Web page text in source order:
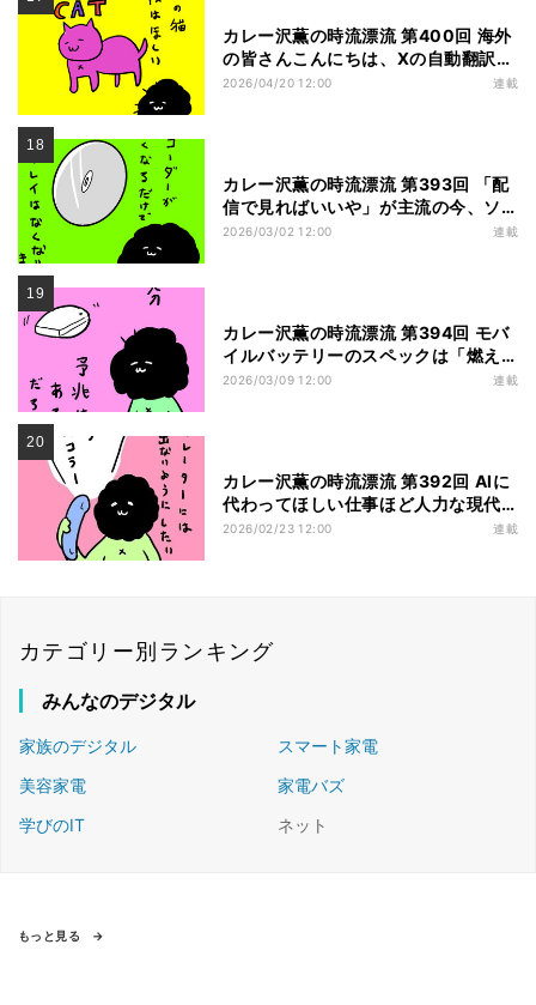
カレー沢薫の時流漂流 第400回 海外
の皆さんこんにちは、Xの自動翻訳機
能は世界をつなぐ？
2026/04/20 12:00 連載
カレー沢薫の時流漂流 第393回 「配
信で見ればいいや」が主流の今、ソ
ニーがBlu-rayレコーダーを生産終了
2026/03/02 12:00 連載
カレー沢薫の時流漂流 第394回 モバ
イルバッテリーのスペックは「燃え
ないこと」が第一になるかもしれな
2026/03/09 12:00 連載
カレー沢薫の時流漂流 第392回 AIに
代わってほしい仕事ほど人力な現代
に電話向け「罵声マイルド化AI」が
2026/02/23 12:00 連載
カテゴリー別ランキング
みんなのデジタル
家族のデジタル
スマート家電
美容家電
家電バズ
学びのIT
ネット
もっと見る